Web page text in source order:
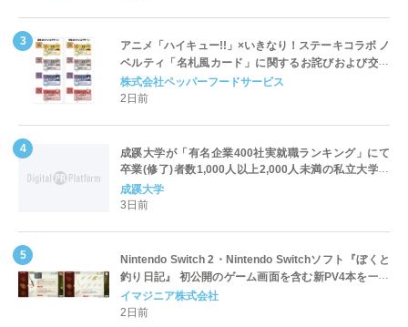
アニメ「ハイキュー!!」×いきなり！ステーキコラボ ノ
ベルティ「名札風カード」に関するお詫びおよび交換
対応についてのご案内
株式会社ペッパーフードサービス
2日前
成蹊大学が「有名企業400社実就職ランキング」にて
卒業(修了)者数1,000人以上2,000人未満の私立大学で
全国第1位を獲得！～実就職率は26.5%（前年比＋
4.3pt）に伸長、東京の私立大学でも10位にランクイン
成蹊大学
3日前
Nintendo Switch 2・Nintendo Switchソフト『ぼくと
釣り日記』 初公開のゲーム画面を含む新PV4本を一挙
公開！
イマジニア株式会社
2日前